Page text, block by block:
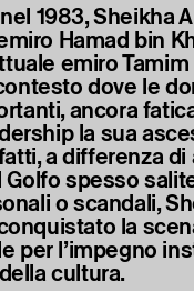
1983, Sheikha
Hamad bin
emiro Tamim
dove le
ancora
la sua
a differenza
spesso
o scandali,
la
per l’impegno
cultura.